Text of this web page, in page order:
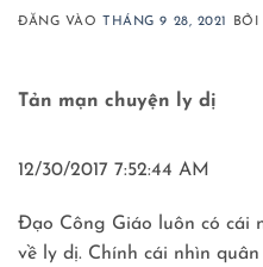
ĐĂNG VÀO THÁNG 9 28, 2021 BỞI
Tản mạn chuyện ly dị
12/30/2017 7:52:44 AM
Đạo Công Giáo luôn có cái
về ly dị. Chính cái nhìn